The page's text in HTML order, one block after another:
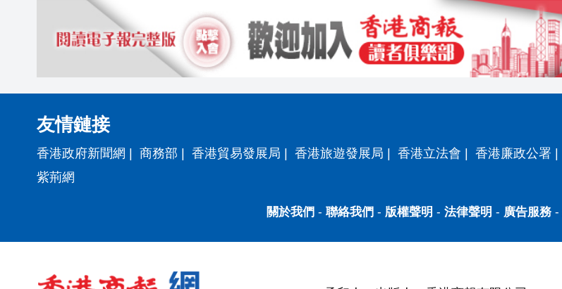
友情鏈接
香港政府新聞網 | 商務部 | 香港貿易發展局 | 香港旅遊發展局 | 香港立法會 | 香港廉政公署 |
紫荊網
關於我們 - 聯絡我們 - 版權聲明 - 法律聲明 - 廣告服務-